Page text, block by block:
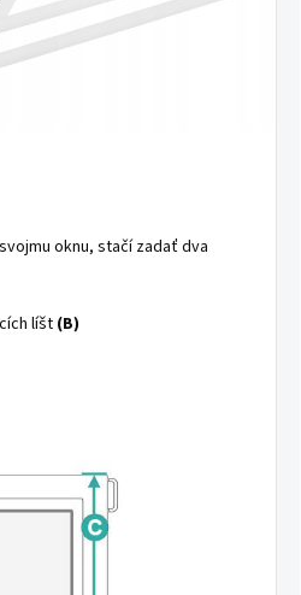
oknu, stačí zadať dva
líšt (B)